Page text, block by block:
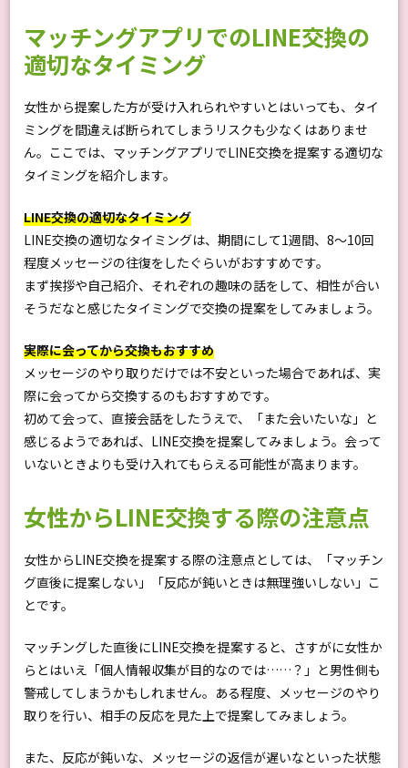
マッチングアプリでのLINE交換の
適切なタイミング
女性から提案した方が受け入れられやすいとはいっても、タイ
ミングを間違えば断られてしまうリスクも少なくはありませ
ん。ここでは、マッチングアプリでLINE交換を提案する適切な
タイミングを紹介します。
LINE交換の適切なタイミング
LINE交換の適切なタイミングは、期間にして1週間、8～10回
程度メッセージの往復をしたぐらいがおすすめです。
まず挨拶や自己紹介、それぞれの趣味の話をして、相性が合い
そうだなと感じたタイミングで交換の提案をしてみましょう。
実際に会ってから交換もおすすめ
メッセージのやり取りだけでは不安といった場合であれば、実
際に会ってから交換するのもおすすめです。
初めて会って、直接会話をしたうえで、「また会いたいな」と
感じるようであれば、LINE交換を提案してみましょう。会って
いないときよりも受け入れてもらえる可能性が高まります。
女性からLINE交換する際の注意点
女性からLINE交換を提案する際の注意点としては、「マッチン
グ直後に提案しない」「反応が鈍いときは無理強いしない」こ
とです。
マッチングした直後にLINE交換を提案すると、さすがに女性か
らとはいえ「個人情報収集が目的なのでは……？」と男性側も
警戒してしまうかもしれません。ある程度、メッセージのやり
取りを行い、相手の反応を見た上で提案してみましょう。
また、反応が鈍いな、メッセージの返信が遅いなといった状態